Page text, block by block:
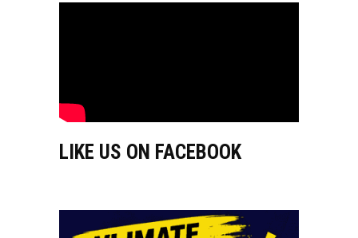
LIKE US ON FACEBOOK